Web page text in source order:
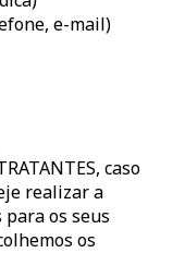
e-mail)
caso
realizar a
os seus
os